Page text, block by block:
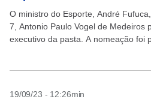
O ministro do Esporte, André
7, Antonio Paulo Vogel de Medeiros
executivo da pasta. A nomeação foi
19/09/23 - 12:26min